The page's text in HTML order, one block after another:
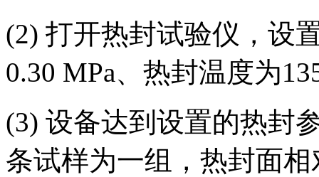
(2) 打开热封试验仪，设
0.30 MPa、热封温度为
(3) 设备达到设置的热封
条试样为一组，热封面